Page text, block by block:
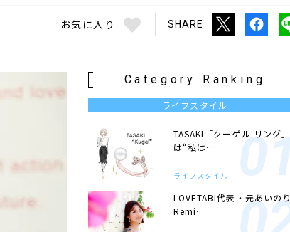
お気に入り SHARE
Category Ranking
ライフスタイル
TASAKI「クーゲル リング」
は“私は…
ライフスタイル
LOVETABI代表・元あいのり
Remi…